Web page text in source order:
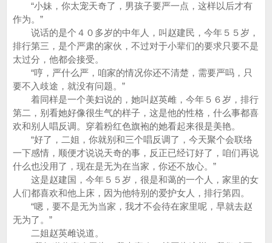
“小妹，你太宠天奇了，男孩子要严一点，这样以后才有
作为。”
说话的是个４０多岁的中年人，叫赵建民，今年５５岁，
排行第三，是个严肃的家伙，不过对于小辈们的要求只要不是
太过分，他都会接受。
“哼，严什么严，咱家的情况你还不清楚，需要严吗，只
要不入歧途，就没有问题。”
着同样是一个美妇说的，她叫赵英雌，今年５６岁，排行
第二，别看她好像很生气的样子，这是他的性格，什么事都喜
欢和别人唱反调。穿着粉红色旗袍的她看起来很是美艳。
“好了，二姐，你就别和三个唱反调了，今天聚个会联络
一下感情，顺便才说说天奇的事，反正已经订好了，咱们再说
什么也没用了，现在是无为在当家，你还不放心。”
这是赵建国，今年５５岁，很是和蔼的一个人，家里的女
人们都喜欢和他上床，因为他特别的爱护女人，排行第四。
“嗯，要不是无为当家，我才不会待在家里呢，早就去赵
无为了。”
二姐赵英雌说道。